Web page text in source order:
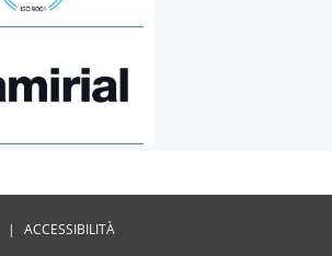
| ACCESSIBILITÀ